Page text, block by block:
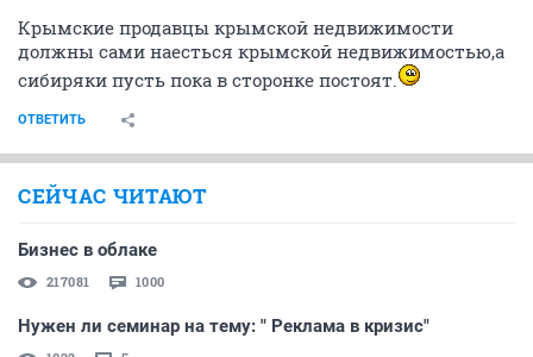
Крымские продавцы крымской недвижимости
должны сами наесться крымской недвижимостью,а
сибиряки пусть пока в сторонке постоят.
ОТВЕТИТЬ
СЕЙЧАС ЧИТАЮТ
Бизнес в облаке
217081 1000
Нужен ли семинар на тему: " Реклама в кризис"